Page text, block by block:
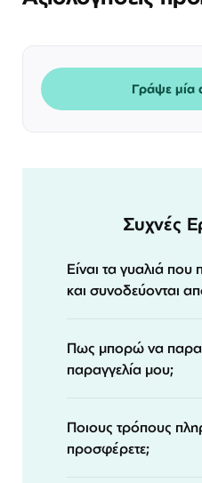
Γράψε μία
Συχνές
Είναι τα γυαλιά που
και συνοδεύονται
Πως μπορώ να
παραγγελία μου;
Ποιους τρόπους
προσφέρετε;